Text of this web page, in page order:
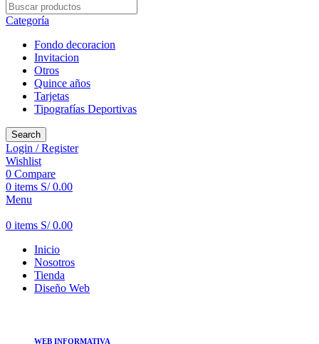
Categoría
Fondo decoracion
Invitacion
Otros
Quince años
Tarjetas
Tipografías Deportivas
Search
Login / Register
Wishlist
0 Compare
0 items S/0.00
Menu
0 items S/0.00
Inicio
Nosotros
Tienda
Diseño Web
WEB INFORMATIVA